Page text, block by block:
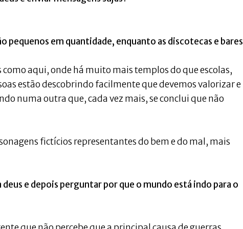
pequenos em quantidade, enquanto as discotecas e bares
aqui, onde há muito mais templos do que escolas,
estão descobrindo facilmente que devemos valorizar e
numa outra que, cada vez mais, se conclui que não
fictícios representantes do bem e do mal, mais
e depois perguntar por que o mundo está indo para o